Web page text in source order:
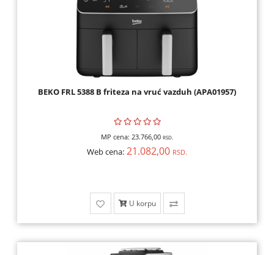
BEKO FRL 5388 B friteza na vruć vazduh (APA01957)
MP cena: 23.766,00 RSD.
Web cena: 21.082,00 RSD.
U korpu